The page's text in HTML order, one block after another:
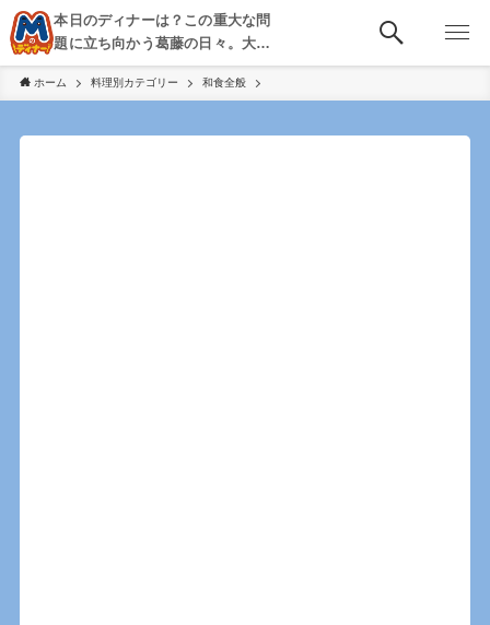
本日のディナーは？この重大な問
題に立ち向かう葛藤の日々。大
阪・京都・神戸を中心とした食べ
歩き、飲み歩きを綴る。
ホーム 料理別カテゴリー 和食全般